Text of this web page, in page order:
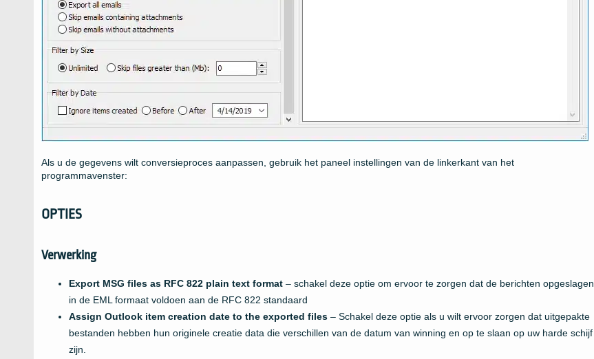
Als u de gegevens wilt conversieproces aanpassen, gebruik het paneel instellingen van de linkerkant van het
programmavenster:
OPTIES
Verwerking
Export MSG files as RFC 822 plain text format – schakel deze optie om ervoor te zorgen dat de berichten opgeslagen
in de EML formaat voldoen aan de RFC 822 standaard
Assign Outlook item creation date to the exported files – Schakel deze optie als u wilt ervoor zorgen dat uitgepakte
bestanden hebben hun originele creatie data die verschillen van de datum van winning en op te slaan op uw harde schijf
zijn.